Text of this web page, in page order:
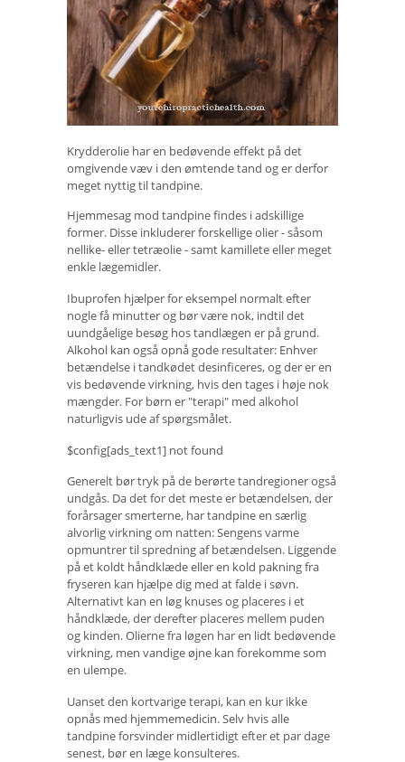
Krydderolie har en bedøvende effekt på det
omgivende væv i den ømtende tand og er derfor
meget nyttig til tandpine.
Hjemmesag mod tandpine findes i adskillige
former. Disse inkluderer forskellige olier - såsom
nellike- eller tetræolie - samt kamillete eller meget
enkle lægemidler.
Ibuprofen hjælper for eksempel normalt efter
nogle få minutter og bør være nok, indtil det
uundgåelige besøg hos tandlægen er på grund.
Alkohol kan også opnå gode resultater: Enhver
betændelse i tandkødet desinficeres, og der er en
vis bedøvende virkning, hvis den tages i høje nok
mængder. For børn er "terapi" med alkohol
naturligvis ude af spørgsmålet.
$config[ads_text1] not found
Generelt bør tryk på de berørte tandregioner også
undgås. Da det for det meste er betændelsen, der
forårsager smerterne, har tandpine en særlig
alvorlig virkning om natten: Sengens varme
opmuntrer til spredning af betændelsen. Liggende
på et koldt håndklæde eller en kold pakning fra
fryseren kan hjælpe dig med at falde i søvn.
Alternativt kan en løg knuses og placeres i et
håndklæde, der derefter placeres mellem puden
og kinden. Olierne fra løgen har en lidt bedøvende
virkning, men vandige øjne kan forekomme som
en ulempe.
Uanset den kortvarige terapi, kan en kur ikke
opnås med hjemmemedicin. Selv hvis alle
tandpine forsvinder midlertidigt efter et par dage
senest, bør en læge konsulteres.